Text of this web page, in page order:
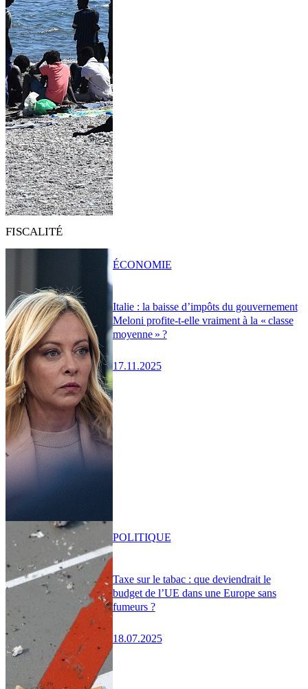
FISCALITÉ
Italie : la baisse d’impôts du gouvernement
Meloni profite-t-elle vraiment à la « classe
moyenne » ?
17.11.2025
ÉCONOMIE
Taxe sur le tabac : que deviendrait le
budget de l’UE dans une Europe sans
fumeurs ?
18.07.2025
POLITIQUE